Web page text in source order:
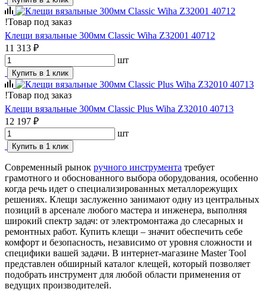
!Товар под заказ
Клещи вязальные 300мм Classic Wiha Z32001 40712
11 313 ₽
шт
Купить в 1 клик
!Товар под заказ
Клещи вязальные 300мм Classic Plus Wiha Z32010 40713
12 197 ₽
шт
Купить в 1 клик
Современный рынок ручного инструмента требует
грамотного и обоснованного выбора оборудования, особенно
когда речь идет о специализированных металлорежущих
решениях. Клещи заслуженно занимают одну из центральных
позиций в арсенале любого мастера и инженера, выполняя
широкий спектр задач: от электромонтажа до слесарных и
ремонтных работ. Купить клещи – значит обеспечить себе
комфорт и безопасность, независимо от уровня сложности и
специфики вашей задачи. В интернет-магазине Master Tool
представлен обширный каталог клещей, который позволяет
подобрать инструмент для любой области применения от
ведущих производителей.